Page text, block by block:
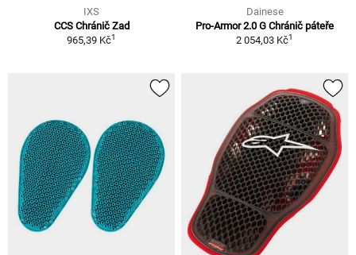
IXS
CCS Chránič Zad
965,39 Kč1
Dainese
Pro-Armor 2.0 G Chránič páteře
2 054,03 Kč1